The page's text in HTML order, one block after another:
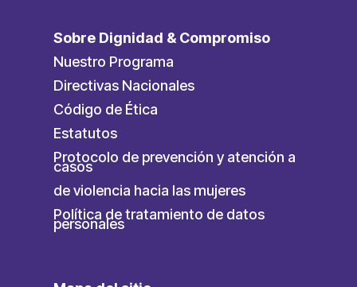
Sobre Dignidad & Compromiso
Nuestro Programa
Directivas Nacionales
Código de Ética
Estatutos
Protocolo de prevención y atención a
casos
de violencia hacia las mujeres
Política de tratamiento de datos
personales